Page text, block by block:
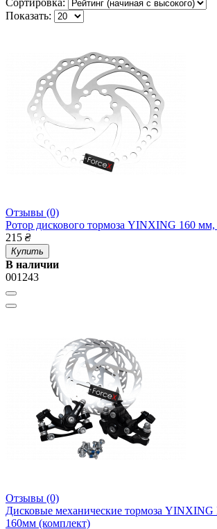
Сортировка:
Показать:
Отзывы (0)
Ротор дискового тормоза YINXING 160 мм,
215 ₴
Купить
В наличии
001243
Отзывы (0)
Дисковые механические тормоза YINXING
160мм (комплект)